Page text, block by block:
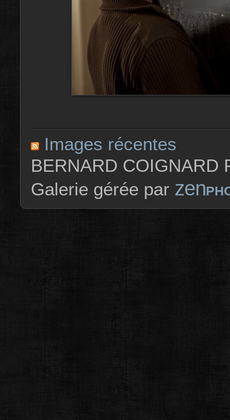
Images récentes
BERNARD COIGNARD
Galerie gérée par zen